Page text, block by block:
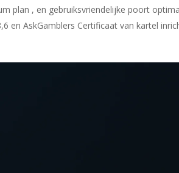
plan , en gebruiksvriendelijke poort
en AskGamblers Certificaat van kartel